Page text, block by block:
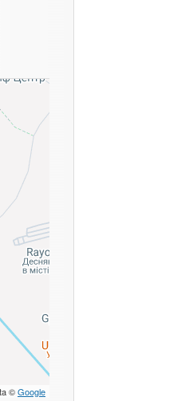
©Google